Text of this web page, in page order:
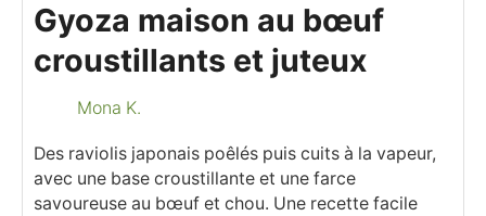
Gyoza maison au bœuf
croustillants et juteux
Mona K.
Des raviolis japonais poêlés puis cuits à la vapeur,
avec une base croustillante et une farce
savoureuse au bœuf et chou. Une recette facile